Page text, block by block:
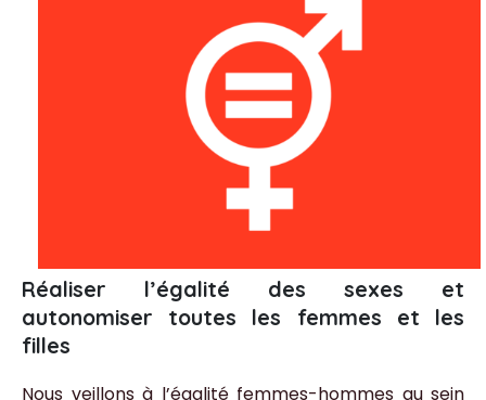
Réaliser l’égalité des sexes et
autonomiser toutes les femmes et les
filles
Nous veillons à l’égalité femmes-hommes au sein